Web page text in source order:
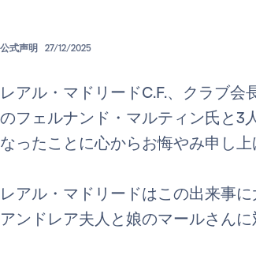
公式声明 27/12/2025
レアル・マドリードC.F.、クラブ
のフェルナンド・マルティン氏と3
なったことに心からお悔やみ申し上
レアル・マドリードはこの出来事
アンドレア夫人と娘のマールさん